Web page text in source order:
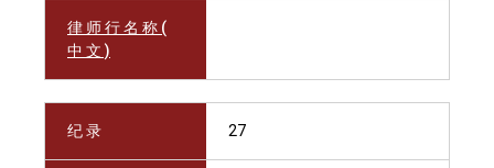
律 师 行 名 称 (
中 文 )
纪 录 27